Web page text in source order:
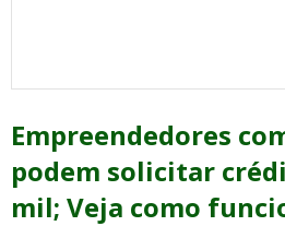
Empreendedores
podem solicitar
mil; Veja como